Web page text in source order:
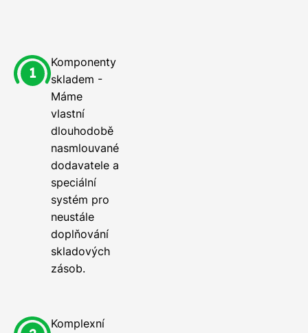
Komponenty
skladem -
Máme
vlastní
dlouhodobě
nasmlouvané
dodavatele a
speciální
systém pro
neustále
doplňování
skladových
zásob.
Komplexní